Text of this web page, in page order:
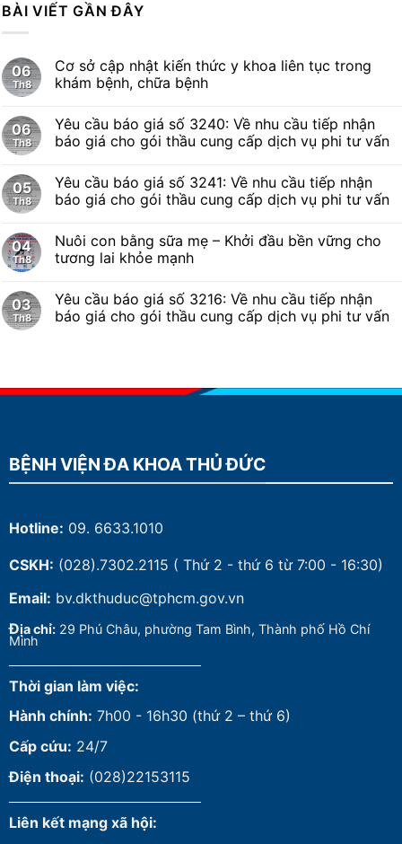
BÀI VIẾT GẦN ĐÂY
06
Th8
Cơ sở cập nhật kiến thức y khoa liên tục trong
khám bệnh, chữa bệnh
06
Th8
Yêu cầu báo giá số 3240: Về nhu cầu tiếp nhận
báo giá cho gói thầu cung cấp dịch vụ phi tư vấn
05
Th8
Yêu cầu báo giá số 3241: Về nhu cầu tiếp nhận
báo giá cho gói thầu cung cấp dịch vụ phi tư vấn
04
Th8
Nuôi con bằng sữa mẹ – Khởi đầu bền vững cho
tương lai khỏe mạnh
03
Th8
Yêu cầu báo giá số 3216: Về nhu cầu tiếp nhận
báo giá cho gói thầu cung cấp dịch vụ phi tư vấn
BỆNH VIỆN ĐA KHOA THỦ ĐỨC
Hotline: 09. 6633.1010
CSKH: (028).7302.2115 ( Thứ 2 - thứ 6 từ 7:00 - 16:30)
Email: bv.dkthuduc@tphcm.gov.vn
Địa chỉ: 29 Phú Châu, phường Tam Bình, Thành phố Hồ Chí
Minh
Thời gian làm việc:
Hành chính: 7h00 - 16h30 (thứ 2 – thứ 6)
Cấp cứu: 24/7
Điện thoại: (028)22153115
Liên kết mạng xã hội: